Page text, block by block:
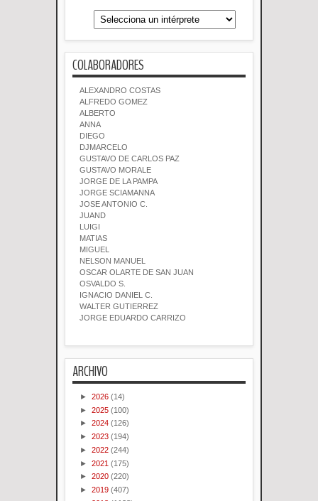
COLABORADORES
ALEXANDRO COSTAS
ALFREDO GOMEZ
ALBERTO
ANNA
DIEGO
DJMARCELO
GUSTAVO DE CARLOS PAZ
GUSTAVO MORALE
JORGE DE LA PAMPA
JORGE SCIAMANNA
JOSE ANTONIO C.
JUAND
LUIGI
MATIAS
MIGUEL
NELSON MANUEL
OSCAR OLARTE DE SAN JUAN
OSVALDO S.
IGNACIO DANIEL C.
WALTER GUTIERREZ
JORGE EDUARDO CARRIZO
ARCHIVO
► 2026 (14)
► 2025 (100)
► 2024 (126)
► 2023 (194)
► 2022 (244)
► 2021 (175)
► 2020 (220)
► 2019 (407)